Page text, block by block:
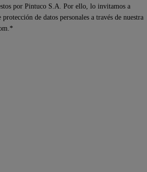
por Pintuco S.A. Por ello, lo invitamos a
de datos personales a través de nuestra